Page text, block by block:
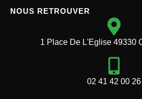
NOUS RETROUVER
1 Place De L'Eglise 49330
02 41 42 00 26